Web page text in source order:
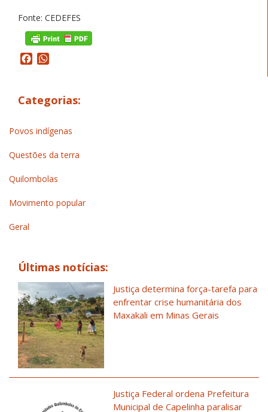
Fonte: CEDEFES
Facebook
Categorias:
Povos indígenas
Questões da terra
Quilombolas
Movimento popular
Geral
Últimas notícias:
Justiça determina força-tarefa para
enfrentar crise humanitária dos
Maxakali em Minas Gerais
Justiça Federal ordena Prefeitura
Municipal de Capelinha paralisar